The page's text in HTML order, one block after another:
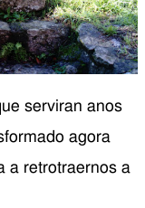
serviran anos
agora
a retrotraernos a